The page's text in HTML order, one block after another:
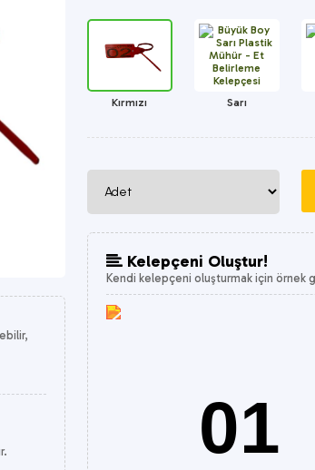
Kırmızı Sarı
Kelepçeni Oluştur!
Kendi kelepçeni oluşturmak için örnek
01